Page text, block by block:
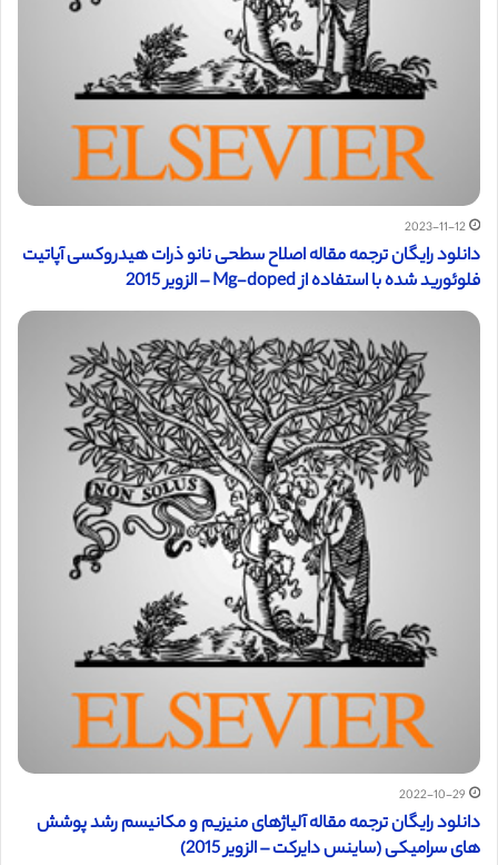
2023-11-12
دانلود رایگان ترجمه مقاله اصلاح سطحی نانو ذرات هیدروکسی آپاتیت
فلوئورید شده با استفاده از Mg-doped – الزویر 2015
2022-10-29
دانلود رایگان ترجمه مقاله آلیاژهای منیزیم و مکانیسم رشد پوشش
های سرامیکی (ساینس دایرکت – الزویر 2015)